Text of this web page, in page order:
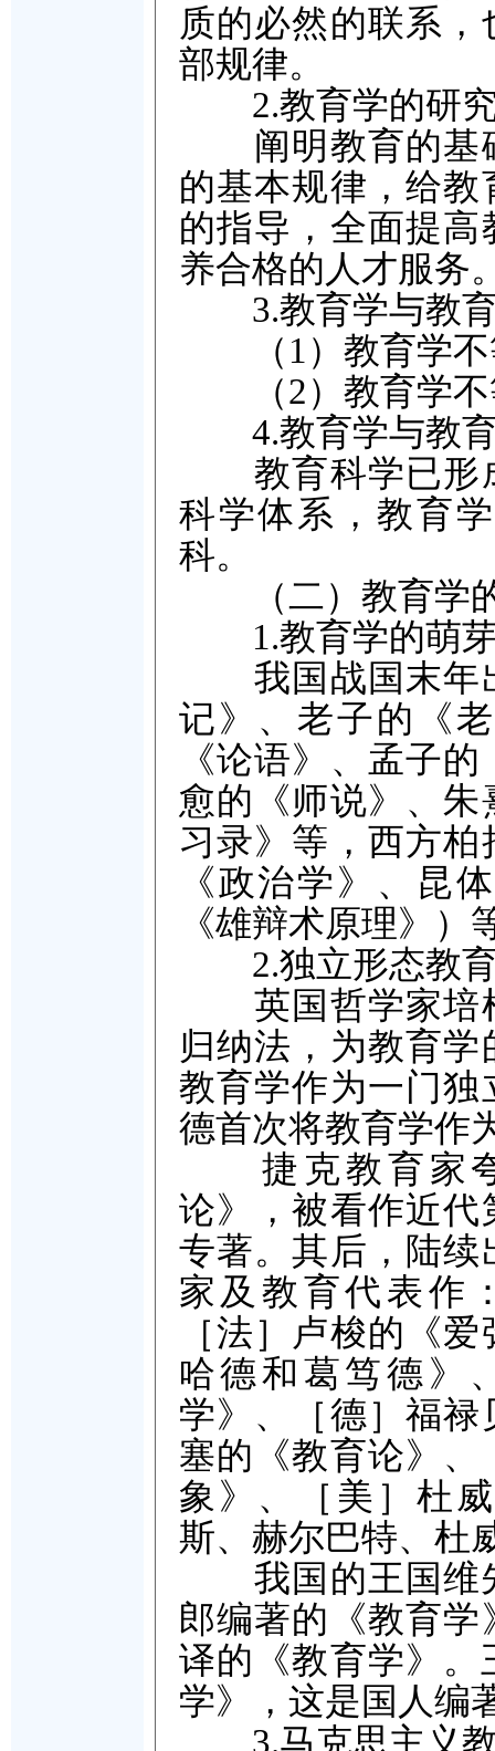
质的必然的联系
部规律。
2.教育学的研
阐明教育的基
的基本规律，给
的指导，全面提
养合格的人才服务
3.教育学与教育
（1）教育学不
（2）教育学不
4.教育学与教
教育科学已形
科学体系，教育
科。
（二）教育学
1.教育学的萌
我国战国末年
记》、老子的《
《论语》、孟子
愈的《师说》、
习录》等，西方
《政治学》、昆
《雄辩术原理》
2.独立形态教育
英国哲学家培
归纳法，为教育
教育学作为一门
德首次将教育学作
捷克教育家夸
论》，被看作近
专著。其后，陆
家及教育代表作
［法］卢梭的《
哈德和葛笃德》
学》、［德］福
塞的《教育论》
象》、［美］杜
斯、赫尔巴特、杜
我国的王国维先
郎编著的《教育
译的《教育学》。
学》，这是国人编
3.马克思主义教